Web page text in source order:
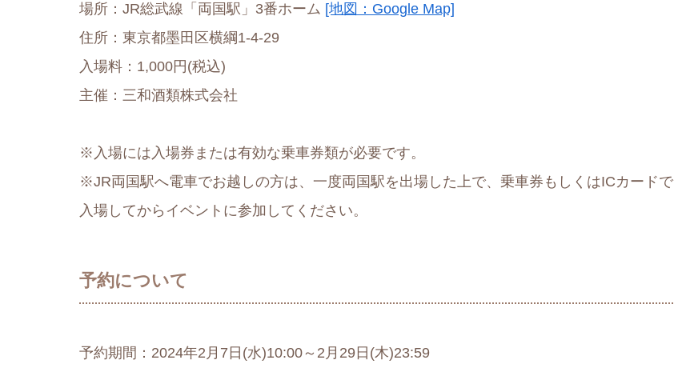
場所：JR総武線「両国駅」3番ホーム [地図：Google Map]
住所：東京都墨田区横綱1-4-29
入場料：1,000円(税込)
主催：三和酒類株式会社
※入場には入場券または有効な乗車券類が必要です。
※JR両国駅へ電車でお越しの方は、一度両国駅を出場した上で、乗車券もしくはICカードで
入場してからイベントに参加してください。
予約について
予約期間：2024年2月7日(水)10:00～2月29日(木)23:59